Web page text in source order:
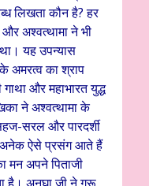
लिखता कौन है? हर
और अश्वत्थामा ने भी
यह उपन्यास
अमरत्व का श्राप
और महाभारत युद्ध
ने अश्वत्थामा के
सरल और पारदर्शी
अनेक ऐसे प्रसंग आते हैं
मन अपने पिताजी